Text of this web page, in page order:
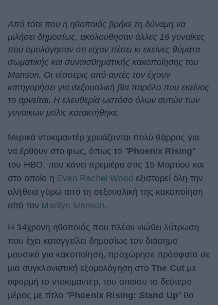
Cooking
Green
Αφιερώματα
ΒΟΞ
Χωρίς Ταμπέλες
Women's Forum
Hautes Grecians
Γάμος
Market News
Από τότε που η ηθοποιός βρήκε τη δύναμη να
μιλήσει δημοσίως, ακολούθησαν άλλες 16 γυναίκες
που ομολόγησαν ότι είχαν πέσει κι εκείνες θύματα
σωματικής και συναισθηματικής κακοποίησης του
Manson. Οι τέσσερις από αυτές τον έχουν
κατηγορήσει για σεξουαλική βία παρόλο που εκείνος
το αρνείται. Η ελευθερία ωστόσο όλων αυτών των
γυναικών μόλις κατακτήθηκε.
Μερικά ντοκιμαντέρ χρειάζονται πολύ θάρρος για
να έρθουν στο φως, όπως το "Phoenix Rising"
του HBO, που κάνει πρεμιέρα στις 15 Μαρτίου και
στο οποίο η Evan Rachel Wood εξιστορεί όλη την
αλήθεια γύρω από τη σεξουαλική της κακοποίηση
από τον Marilyn Manson.
Η 34χρονη ηθοποιός που πλέον νιώθει λύτρωση
που έχει καταγγείλει δημοσίως τον διάσημο
μουσικό για κακοποίηση, προχώρησε πρόσφατα σε
μια συγκλονιστική εξομολόγηση στο The Cut με
αφορμή το ντοκιμαντέρ, του οποίου το δεύτερο
μέρος με τίτλο "Phoenix Rising: Stand Up" θα